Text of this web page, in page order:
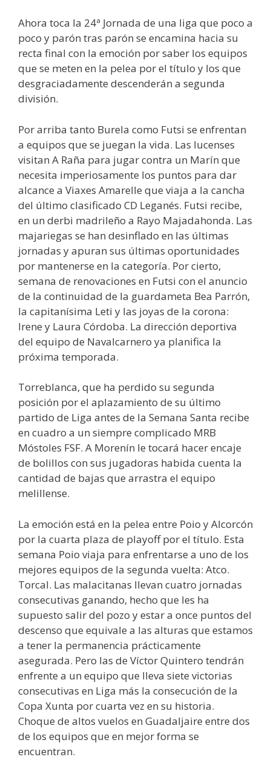
Ahora toca la 24ª Jornada de una liga que poco a
poco y parón tras parón se encamina hacia su
recta final con la emoción por saber los equipos
que se meten en la pelea por el título y los que
desgraciadamente descenderán a segunda
división.
Por arriba tanto Burela como Futsi se enfrentan
a equipos que se juegan la vida. Las lucenses
visitan A Raña para jugar contra un Marín que
necesita imperiosamente los puntos para dar
alcance a Viaxes Amarelle que viaja a la cancha
del último clasificado CD Leganés. Futsi recibe,
en un derbi madrileño a Rayo Majadahonda. Las
majariegas se han desinflado en las últimas
jornadas y apuran sus últimas oportunidades
por mantenerse en la categoría. Por cierto,
semana de renovaciones en Futsi con el anuncio
de la continuidad de la guardameta Bea Parrón,
la capitanísima Leti y las joyas de la corona:
Irene y Laura Córdoba. La dirección deportiva
del equipo de Navalcarnero ya planifica la
próxima temporada.
Torreblanca, que ha perdido su segunda
posición por el aplazamiento de su último
partido de Liga antes de la Semana Santa recibe
en cuadro a un siempre complicado MRB
Móstoles FSF. A Morenín le tocará hacer encaje
de bolillos con sus jugadoras habida cuenta la
cantidad de bajas que arrastra el equipo
melillense.
La emoción está en la pelea entre Poio y Alcorcón
por la cuarta plaza de playoff por el título. Esta
semana Poio viaja para enfrentarse a uno de los
mejores equipos de la segunda vuelta: Atco.
Torcal. Las malacitanas llevan cuatro jornadas
consecutivas ganando, hecho que les ha
supuesto salir del pozo y estar a once puntos del
descenso que equivale a las alturas que estamos
a tener la permanencia prácticamente
asegurada. Pero las de Víctor Quintero tendrán
enfrente a un equipo que lleva siete victorias
consecutivas en Liga más la consecución de la
Copa Xunta por cuarta vez en su historia.
Choque de altos vuelos en Guadaljaire entre dos
de los equipos que en mejor forma se
encuentran.